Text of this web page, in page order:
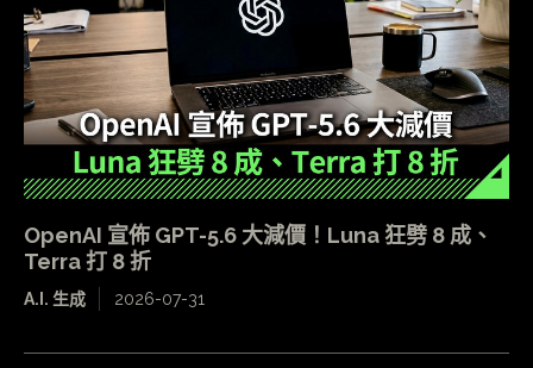
OpenAI 宣佈 GPT-5.6 大減價！Luna 狂劈 8 成、
Terra 打 8 折
A.I. 生成 2026-07-31